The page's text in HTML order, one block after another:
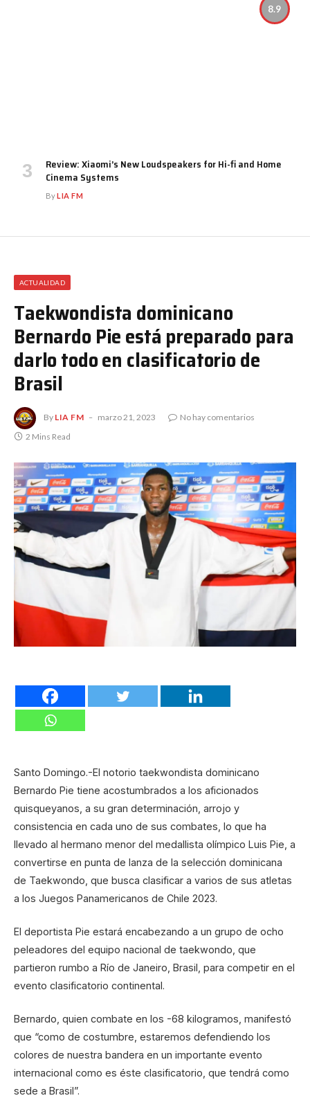
8.9
Review: Xiaomi’s New Loudspeakers for Hi-fi and Home
Cinema Systems
ByLIA FM
ACTUALIDAD
Taekwondista dominicano
Bernardo Pie está preparado para
darlo todo en clasificatorio de
Brasil
By LIA FM marzo 21, 2023
No hay comentarios
2 Mins Read
Santo Domingo.-El notorio taekwondista dominicano
Bernardo Pie tiene acostumbrados a los aficionados
quisqueyanos, a su gran determinación, arrojo y
consistencia en cada uno de sus combates, lo que ha
llevado al hermano menor del medallista olímpico Luis Pie, a
convertirse en punta de lanza de la selección dominicana
de Taekwondo, que busca clasificar a varios de sus atletas
a los Juegos Panamericanos de Chile 2023.
El deportista Pie estará encabezando a un grupo de ocho
peleadores del equipo nacional de taekwondo, que
partieron rumbo a Río de Janeiro, Brasil, para competir en el
evento clasificatorio continental.
Bernardo, quien combate en los -68 kilogramos, manifestó
que “como de costumbre, estaremos defendiendo los
colores de nuestra bandera en un importante evento
internacional como es éste clasificatorio, que tendrá como
sede a Brasil”.